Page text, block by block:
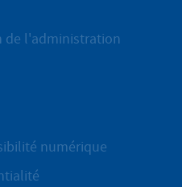
de l'administration
numérique